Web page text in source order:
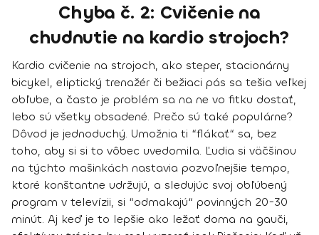
Chyba č. 2: Cvičenie na
chudnutie na kardio strojoch?
Kardio cvičenie na strojoch, ako steper, stacionárny
bicykel, eliptický trenažér či bežiaci pás sa tešia veľkej
obľube, a často je problém sa na ne vo fitku dostať,
lebo sú všetky obsadené. Prečo sú také populárne?
Dôvod je jednoduchý. Umožnia ti “flákať“ sa, bez
toho, aby si si to vôbec uvedomila. Ľudia si väčšinou
na týchto mašinkách nastavia pozvoľnejšie tempo,
ktoré konštantne udržujú, a sledujúc svoj obľúbený
program v televízii, si “odmakajú“ povinných 20-30
minút. Aj keď je to lepšie ako ležať doma na gauči,